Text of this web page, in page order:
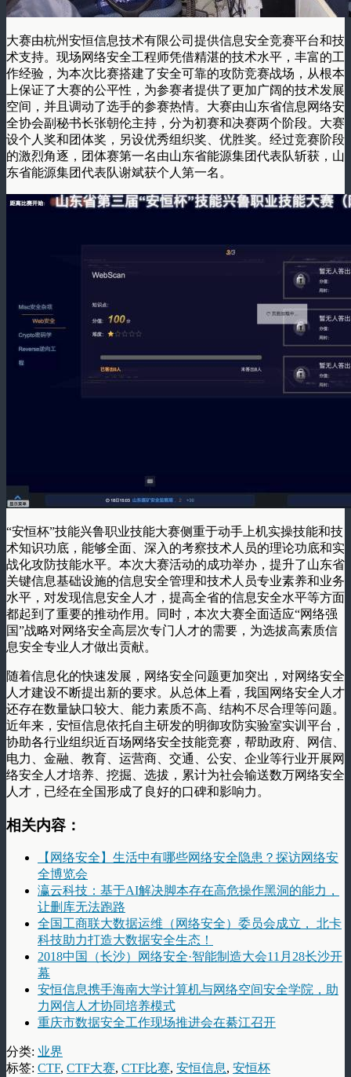
大赛由杭州安恒信息技术有限公司提供信息安全竞赛平台和技
术支持。现场网络安全工程师凭借精湛的技术水平，丰富的工
作经验，为本次比赛搭建了安全可靠的攻防竞赛战场，从根本
上保证了大赛的公平性，为参赛者提供了更加广阔的技术发展
空间，并且调动了选手的参赛热情。大赛由山东省信息网络安
全协会副秘书长张朝伦主持，分为初赛和决赛两个阶段。大赛
设个人奖和团体奖，另设优秀组织奖、优胜奖。经过竞赛阶段
的激烈角逐，团体赛第一名由山东省能源集团代表队斩获，山
东省能源集团代表队谢斌获个人第一名。
“安恒杯”技能兴鲁职业技能大赛侧重于动手上机实操技能和技
术知识功底，能够全面、深入的考察技术人员的理论功底和实
战化攻防技能水平。本次大赛活动的成功举办，提升了山东省
关键信息基础设施的信息安全管理和技术人员专业素养和业务
水平，对发现信息安全人才，提高全省的信息安全水平等方面
都起到了重要的推动作用。同时，本次大赛全面适应“网络强
国”战略对网络安全高层次专门人才的需要，为选拔高素质信
息安全专业人才做出贡献。
随着信息化的快速发展，网络安全问题更加突出，对网络安全
人才建设不断提出新的要求。从总体上看，我国网络安全人才
还存在数量缺口较大、能力素质不高、结构不尽合理等问题。
近年来，安恒信息依托自主研发的明御攻防实验室实训平台，
协助各行业组织近百场网络安全技能竞赛，帮助政府、网信、
电力、金融、教育、运营商、交通、公安、企业等行业开展网
络安全人才培养、挖掘、选拔，累计为社会输送数万网络安全
人才，已经在全国形成了良好的口碑和影响力。
相关内容：
【网络安全】生活中有哪些网络安全隐患？探访网络安
全博览会
瀛云科技：基于AI解决脚本存在高危操作黑洞的能力，
让删库无法跑路
全国工商联大数据运维（网络安全）委员会成立， 北卡
科技助力打造大数据安全生态！
2018中国（长沙）网络安全·智能制造大会11月28长沙开
幕
安恒信息携手海南大学计算机与网络空间安全学院，助
力网信人才协同培养模式
重庆市数据安全工作现场推进会在綦江召开
分类: 业界
标签: CTF, CTF大赛, CTF比赛, 安恒信息, 安恒杯